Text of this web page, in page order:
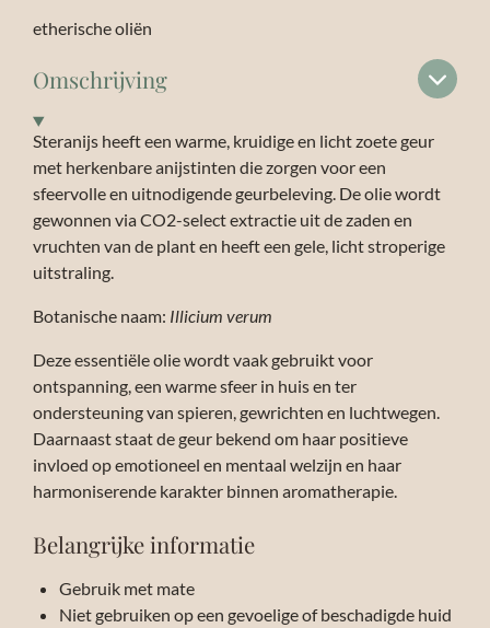
etherische oliën
Omschrijving
Steranijs heeft een warme, kruidige en licht zoete geur
met herkenbare anijstinten die zorgen voor een
sfeervolle en uitnodigende geurbeleving. De olie wordt
gewonnen via CO2-select extractie uit de zaden en
vruchten van de plant en heeft een gele, licht stroperige
uitstraling.
Botanische naam: Illicium verum
Deze essentiële olie wordt vaak gebruikt voor
ontspanning, een warme sfeer in huis en ter
ondersteuning van spieren, gewrichten en luchtwegen.
Daarnaast staat de geur bekend om haar positieve
invloed op emotioneel en mentaal welzijn en haar
harmoniserende karakter binnen aromatherapie.
Belangrijke informatie
Gebruik met mate
Niet gebruiken op een gevoelige of beschadigde huid